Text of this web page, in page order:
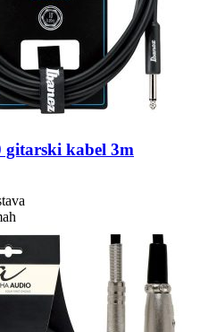
gitarski kabel 3m